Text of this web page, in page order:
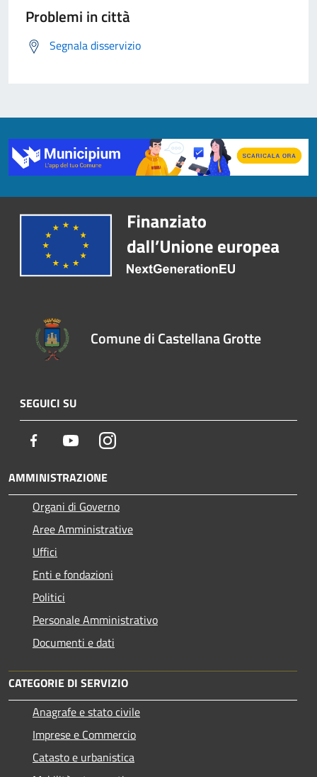
Problemi in città
Segnala disservizio
Comune di Castellana Grotte
SEGUICI SU
Facebook YoutubeInstagram
AMMINISTRAZIONE
Organi di Governo
Aree Amministrative
Uffici
Enti e fondazioni
Politici
Personale Amministrativo
Documenti e dati
CATEGORIE DI SERVIZIO
Anagrafe e stato civile
Imprese e Commercio
Catasto e urbanistica